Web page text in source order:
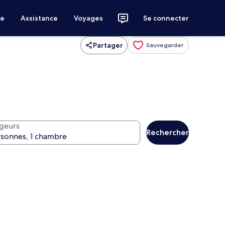
Assistance Voyages Se connecter
Partager Sauvegarder
Rechercher